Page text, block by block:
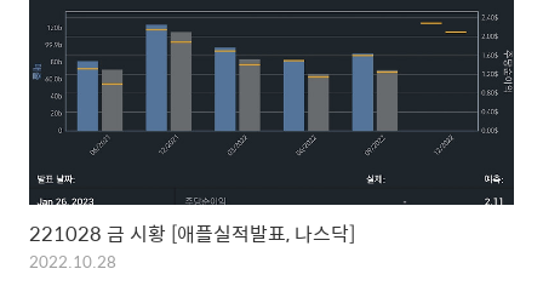
221028 금 시황 [애플실적발표, 나스닥]
2022.10.28